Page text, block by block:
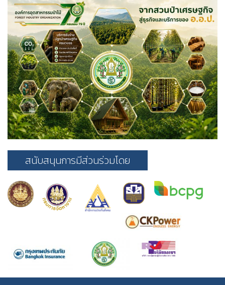
สนับสนุนการมีส่วนร่วมโดย